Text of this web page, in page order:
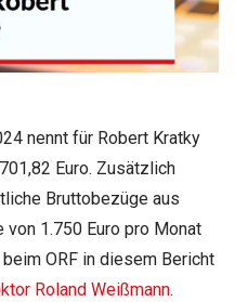
nennt für Robert Kratky
Euro. Zusätzlich
Bruttobezüge aus
von 1.750 Euro pro Monat
ORF in diesem Bericht
Roland Weißmann.